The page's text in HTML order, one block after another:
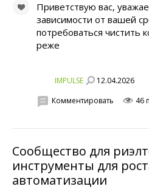
Приветствую вас,
зависимости от вашей
потребоваться чистить
реже
IMPULSE 12.04.2026
Комментировать 46
Сообщество для
инструменты для
автоматизации